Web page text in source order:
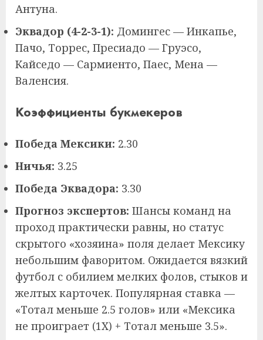
Антуна.
Эквадор (4-2-3-1): Домингес — Инкапье,
Пачо, Торрес, Пресиадо — Груэсо,
Кайседо — Сармиенто, Паес, Мена —
Валенсия.
Коэффициенты букмекеров
Победа Мексики: 2.30
Ничья: 3.25
Победа Эквадора: 3.30
Прогноз экспертов: Шансы команд на
проход практически равны, но статус
скрытого «хозяина» поля делает Мексику
небольшим фаворитом. Ожидается вязкий
футбол с обилием мелких фолов, стыков и
желтых карточек. Популярная ставка —
«Тотал меньше 2.5 голов» или «Мексика
не проиграет (1X) + Тотал меньше 3.5».